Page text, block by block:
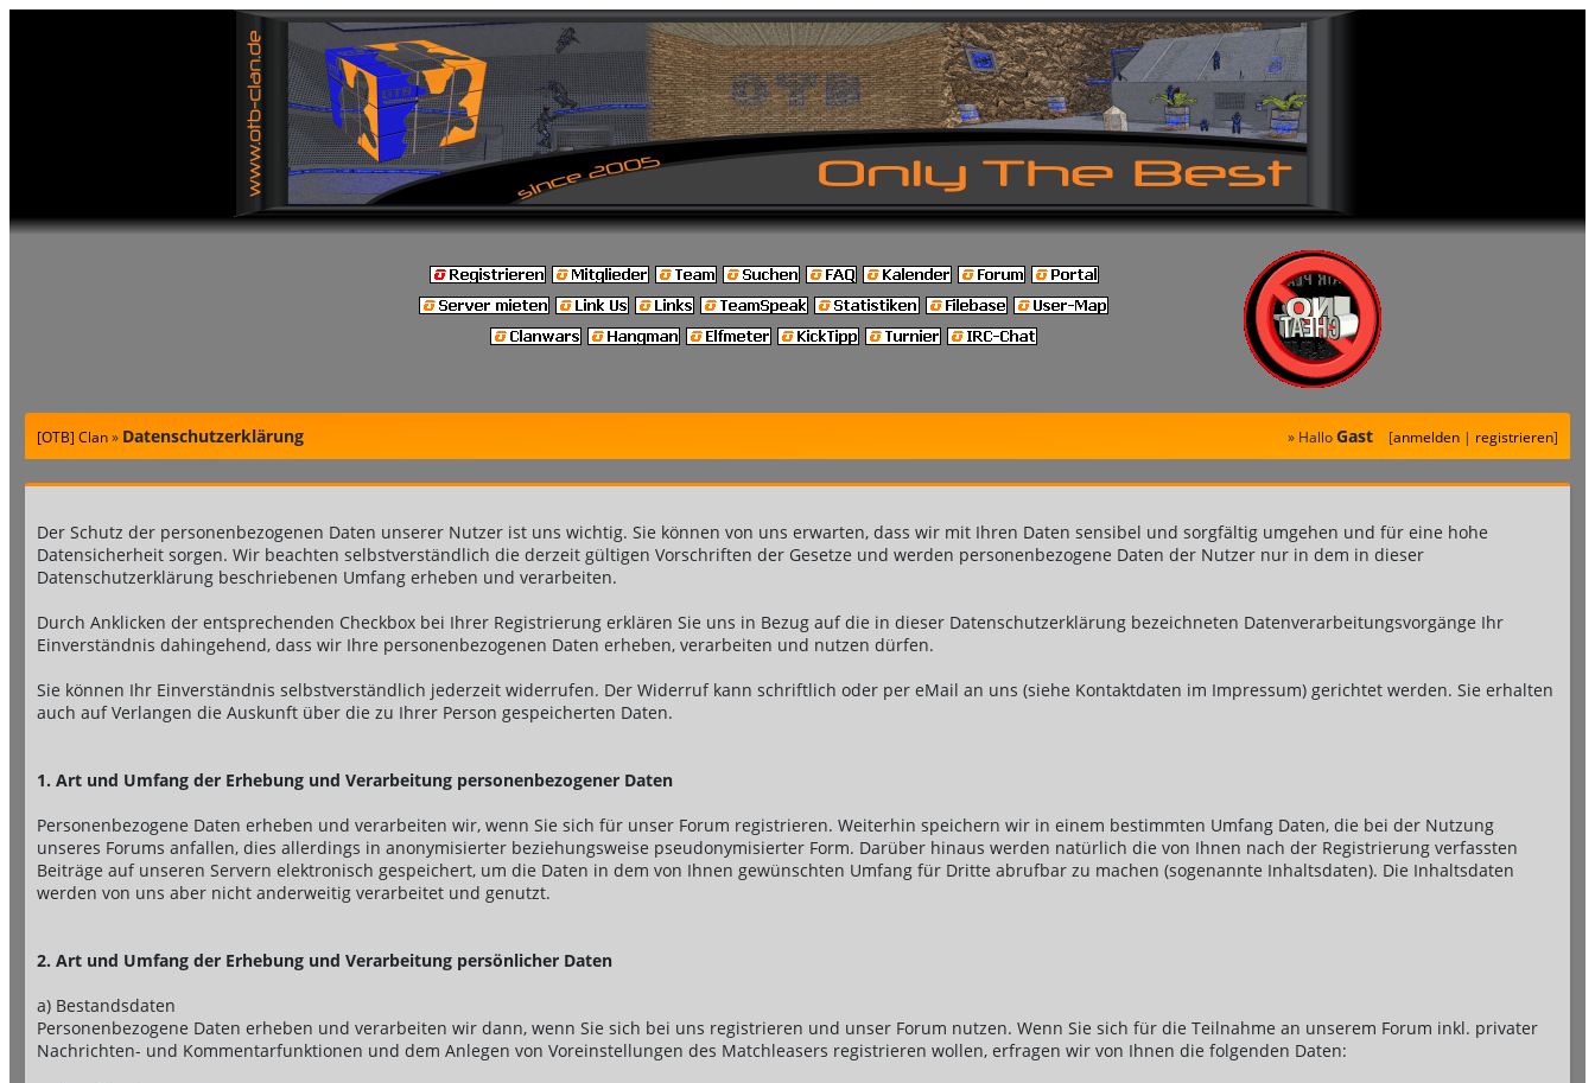
[OTB] Clan» Datenschutzerklärung » HalloGast [anmelden| registrieren]
Der Schutz der personenbezogenen Daten unserer Nutzer ist uns wichtig. Sie können von uns erwarten, dass wir mit Ihren Daten sensibel und sorgfältig umgehen und für eine hohe
Datensicherheit sorgen. Wir beachten selbstverständlich die derzeit gültigen Vorschriften der Gesetze und werden personenbezogene Daten der Nutzer nur in dem in dieser
Datenschutzerklärung beschriebenen Umfang erheben und verarbeiten.
Durch Anklicken der entsprechenden Checkbox bei Ihrer Registrierung erklären Sie uns in Bezug auf die in dieser Datenschutzerklärung bezeichneten Datenverarbeitungsvorgänge Ihr
Einverständnis dahingehend, dass wir Ihre personenbezogenen Daten erheben, verarbeiten und nutzen dürfen.
Sie können Ihr Einverständnis selbstverständlich jederzeit widerrufen. Der Widerruf kann schriftlich oder per eMail an uns (siehe Kontaktdaten im Impressum) gerichtet werden. Sie erhalten
auch auf Verlangen die Auskunft über die zu Ihrer Person gespeicherten Daten.
1. Art und Umfang der Erhebung und Verarbeitung personenbezogener Daten
Personenbezogene Daten erheben und verarbeiten wir, wenn Sie sich für unser Forum registrieren. Weiterhin speichern wir in einem bestimmten Umfang Daten, die bei der Nutzung
unseres Forums anfallen, dies allerdings in anonymisierter beziehungsweise pseudonymisierter Form. Darüber hinaus werden natürlich die von Ihnen nach der Registrierung verfassten
Beiträge auf unseren Servern elektronisch gespeichert, um die Daten in dem von Ihnen gewünschten Umfang für Dritte abrufbar zu machen (sogenannte Inhaltsdaten). Die Inhaltsdaten
werden von uns aber nicht anderweitig verarbeitet und genutzt.
2. Art und Umfang der Erhebung und Verarbeitung persönlicher Daten
a) Bestandsdaten
Personenbezogene Daten erheben und verarbeiten wir dann, wenn Sie sich bei uns registrieren und unser Forum nutzen. Wenn Sie sich für die Teilnahme an unserem Forum inkl. privater
Nachrichten- und Kommentarfunktionen und dem Anlegen von Voreinstellungen des Matchleasers registrieren wollen, erfragen wir von Ihnen die folgenden Daten: